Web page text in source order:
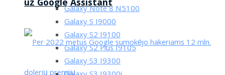
už Google Assistant
Galaxy Note 8 N5100
Galaxy S I9000
Galaxy S2 I9100
Galaxy S2 Plus I9105
Galaxy S3 I9300